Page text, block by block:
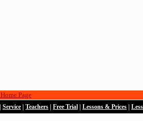
Service Teachers Free Trial Lessons & Prices